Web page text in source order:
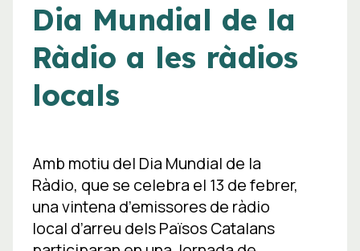
Dia Mundial de la
Ràdio a les ràdios
locals
Amb motiu del Dia Mundial de la
Ràdio, que se celebra el 13 de febrer,
una vintena d’emissores de ràdio
local d’arreu dels Països Catalans